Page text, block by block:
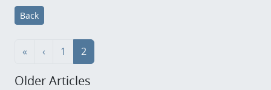
Back
« ‹ 1 2
Older Articles